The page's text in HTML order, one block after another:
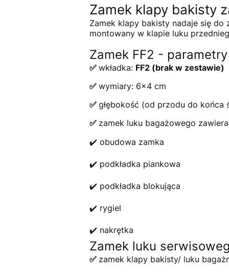
Zamek klapy bakisty
Zamek klapy bakisty nadaje się
montowany w klapie luku
Zamek FF2 -
✅ wkładka: FF2 (brak w zestawie)
✅ wymiary: 6x4 cm
✅ głębokość (od przodu do końca
✅ zamek luku bagażowego
✔️ obudowa zamka
✔️ podkładka piankowa
✔️ podkładka blokująca
✔️ rygiel
✔️ nakrętka
Zamek luku
✅ zamek klapy bakisty/ luku